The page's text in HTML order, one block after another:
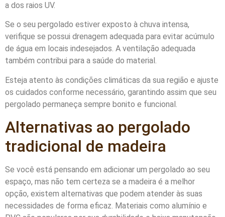
a dos raios UV.
Se o seu pergolado estiver exposto à chuva intensa,
verifique se possui drenagem adequada para evitar acúmulo
de água em locais indesejados. A ventilação adequada
também contribui para a saúde do material.
Esteja atento às condições climáticas da sua região e ajuste
os cuidados conforme necessário, garantindo assim que seu
pergolado permaneça sempre bonito e funcional.
Alternativas ao pergolado
tradicional de madeira
Se você está pensando em adicionar um pergolado ao seu
espaço, mas não tem certeza se a madeira é a melhor
opção, existem alternativas que podem atender às suas
necessidades de forma eficaz. Materiais como alumínio e